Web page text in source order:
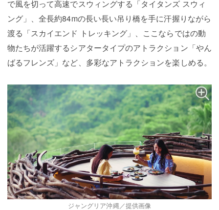
で風を切って高速でスウィングする「タイタンズ スウィ
ング」、全長約84mの長い長い吊り橋を手に汗握りながら
渡る「スカイエンド トレッキング」、ここならではの動
物たちが活躍するシアタータイプのアトラクション「やん
ばるフレンズ」など、多彩なアトラクションを楽しめる。
ジャングリア沖縄／提供画像